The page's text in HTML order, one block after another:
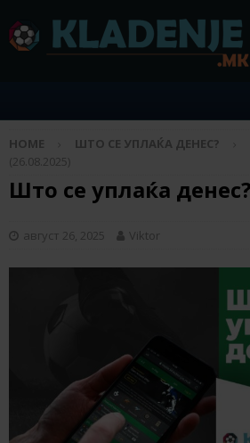
HOME ШТО СЕ УПЛАЌА ДЕНЕС?
(26.08.2025)
Што се уплаќа
август 26, 2025 Viktor